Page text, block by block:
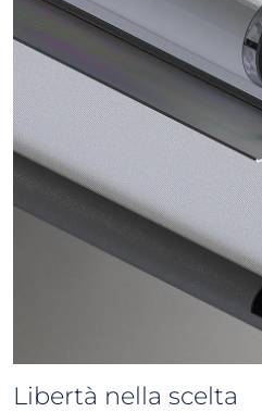
Libertà nella scelta